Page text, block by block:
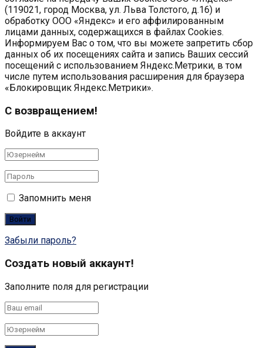
(119021, город Москва, ул. Льва Толстого, д.16) и
обработку ООО «Яндекс» и его аффилированным
лицами данных, содержащихся в файлах Cookies.
Информируем Вас о том, что вы можете запретить сбор
данных об их посещениях сайта и запись Ваших сессий
посещений с использованием Яндекс.Метрики, в том
числе путем использования расширения для браузера
«Блокировщик Яндекс.Метрики».
С возвращением!
Войдите в аккаунт
Запомнить меня
Забыли пароль?
Создать новый аккаунт!
Заполните поля для регистрации